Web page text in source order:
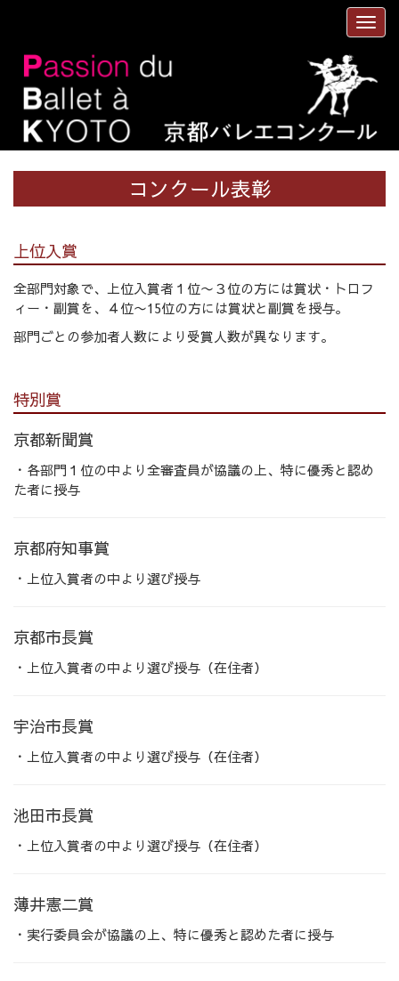
コンクール表彰
上位入賞
全部門対象で、上位入賞者１位〜３位の方には賞状・トロフ
ィー・副賞を、４位〜15位の方には賞状と副賞を授与。
部門ごとの参加者人数により受賞人数が異なります。
特別賞
京都新聞賞
・各部門１位の中より全審査員が協議の上、特に優秀と認め
た者に授与
京都府知事賞
・上位入賞者の中より選び授与
京都市長賞
・上位入賞者の中より選び授与（在住者）
宇治市長賞
・上位入賞者の中より選び授与（在住者）
池田市長賞
・上位入賞者の中より選び授与（在住者）
薄井憲二賞
・実行委員会が協議の上、特に優秀と認めた者に授与